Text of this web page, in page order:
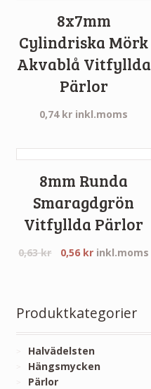
8x7mm
Cylindriska Mörk
Akvablå Vitfyllda
Pärlor
0,74 kr inkl.moms
8mm Runda
Smaragdgrön
Vitfyllda Pärlor
0,63kr 0,56 kr inkl.moms
Produktkategorier
Halvädelsten
Hängsmycken
Pärlor